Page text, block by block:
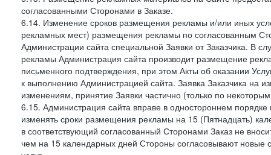
согласованными Сторонами в Заказе.
6.14. Изменение сроков размещения рекламы и/или иных
рекламных мест) размещения рекламы по согласованным
Администрации сайта специальной Заявки от Заказчика. В
рекламы Администрация сайта производит размещение
письменного подтверждения, при этом Акты об оказании
к выполнению Администрацией сайта. Заявка Заказчика на
изменениям, принятие Заявки частично (только по
6.15. Администрация сайта вправе в одностороннем
изменять сроки размещения рекламы на 15 (Пятнадцать)
в соответствующий согласованный Сторонами Заказ не
чем на 15 календарных дней Стороны согласовывают новые